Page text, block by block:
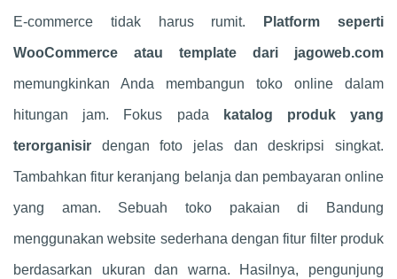
E-commerce tidak harus rumit. Platform seperti
WooCommerce atau template dari jagoweb.com
memungkinkan Anda membangun toko online dalam
hitungan jam. Fokus pada katalog produk yang
terorganisir dengan foto jelas dan deskripsi singkat.
Tambahkan fitur keranjang belanja dan pembayaran online
yang aman. Sebuah toko pakaian di Bandung
menggunakan website sederhana dengan fitur filter produk
berdasarkan ukuran dan warna. Hasilnya, pengunjung